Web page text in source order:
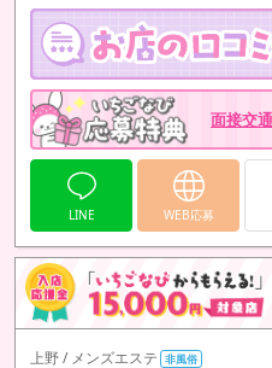
面接交
LINE WEB応募
上野 / メンズエステ 非風俗